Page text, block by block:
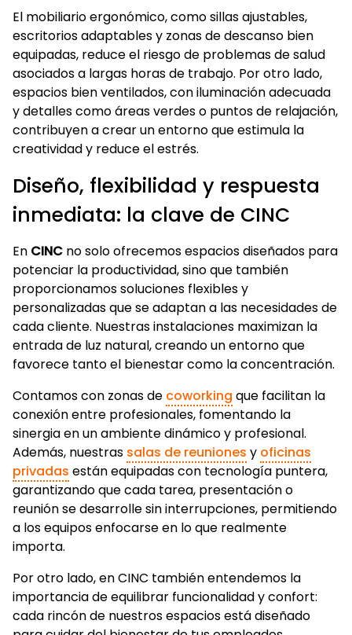
El mobiliario ergonómico, como sillas ajustables,
escritorios adaptables y zonas de descanso bien
equipadas, reduce el riesgo de problemas de salud
asociados a largas horas de trabajo. Por otro lado,
espacios bien ventilados, con iluminación adecuada
y detalles como áreas verdes o puntos de relajación,
contribuyen a crear un entorno que estimula la
creatividad y reduce el estrés.
Diseño, flexibilidad y respuesta
inmediata: la clave de CINC
En CINC no solo ofrecemos espacios diseñados para
potenciar la productividad, sino que también
proporcionamos soluciones flexibles y
personalizadas que se adaptan a las necesidades de
cada cliente. Nuestras instalaciones maximizan la
entrada de luz natural, creando un entorno que
favorece tanto el bienestar como la concentración.
Contamos con zonas de coworking que facilitan la
conexión entre profesionales, fomentando la
sinergia en un ambiente dinámico y profesional.
Además, nuestras salas de reuniones y oficinas
privadas están equipadas con tecnología puntera,
garantizando que cada tarea, presentación o
reunión se desarrolle sin interrupciones, permitiendo
a los equipos enfocarse en lo que realmente
importa.
Por otro lado, en CINC también entendemos la
importancia de equilibrar funcionalidad y confort:
cada rincón de nuestros espacios está diseñado